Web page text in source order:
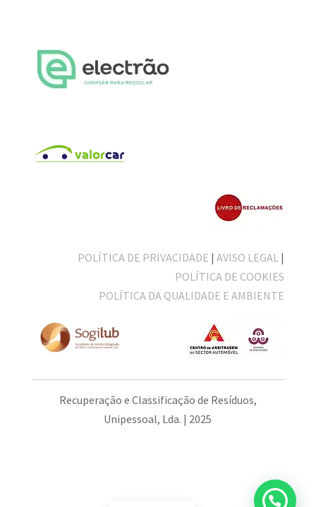
POLÍTICA DE PRIVACIDADE |AVISO LEGAL |
POLÍTICA DE COOKIES
POLÍTICA DA QUALIDADE E AMBIENTE
Recuperação e Classificação de Resíduos,
Unipessoal, Lda. | 2025